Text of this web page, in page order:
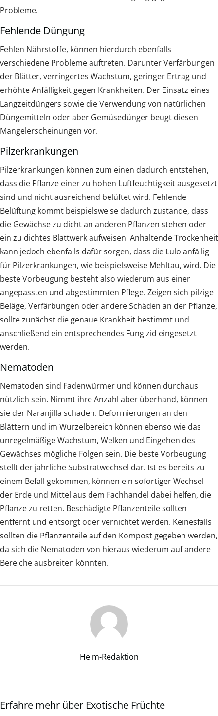
Probleme.
Fehlende Düngung
Fehlen Nährstoffe, können hierdurch ebenfalls
verschiedene Probleme auftreten. Darunter Verfärbungen
der Blätter, verringertes Wachstum, geringer Ertrag und
erhöhte Anfälligkeit gegen Krankheiten. Der Einsatz eines
Langzeitdüngers sowie die Verwendung von natürlichen
Düngemitteln oder aber Gemüsedünger beugt diesen
Mangelerscheinungen vor.
Pilzerkrankungen
Pilzerkrankungen können zum einen dadurch entstehen,
dass die Pflanze einer zu hohen Luftfeuchtigkeit ausgesetzt
sind und nicht ausreichend belüftet wird. Fehlende
Belüftung kommt beispielsweise dadurch zustande, dass
die Gewächse zu dicht an anderen Pflanzen stehen oder
ein zu dichtes Blattwerk aufweisen. Anhaltende Trockenheit
kann jedoch ebenfalls dafür sorgen, dass die Lulo anfällig
für Pilzerkrankungen, wie beispielsweise Mehltau, wird. Die
beste Vorbeugung besteht also wiederum aus einer
angepassten und abgestimmten Pflege. Zeigen sich pilzige
Beläge, Verfärbungen oder andere Schäden an der Pflanze,
sollte zunächst die genaue Krankheit bestimmt und
anschließend ein entsprechendes Fungizid eingesetzt
werden.
Nematoden
Nematoden sind Fadenwürmer und können durchaus
nützlich sein. Nimmt ihre Anzahl aber überhand, können
sie der Naranjilla schaden. Deformierungen an den
Blättern und im Wurzelbereich können ebenso wie das
unregelmäßige Wachstum, Welken und Eingehen des
Gewächses mögliche Folgen sein. Die beste Vorbeugung
stellt der jährliche Substratwechsel dar. Ist es bereits zu
einem Befall gekommen, können ein sofortiger Wechsel
der Erde und Mittel aus dem Fachhandel dabei helfen, die
Pflanze zu retten. Beschädigte Pflanzenteile sollten
entfernt und entsorgt oder vernichtet werden. Keinesfalls
sollten die Pflanzenteile auf den Kompost gegeben werden,
da sich die Nematoden von hieraus wiederum auf andere
Bereiche ausbreiten könnten.
Heim-Redaktion
Erfahre mehr über Exotische Früchte